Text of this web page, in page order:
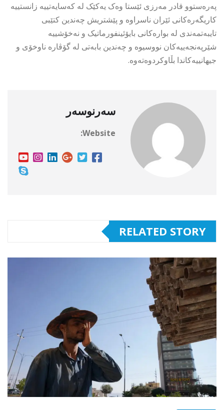
پەرەستوو قادر مەرزی ئێستا وەک یەکێک لە کەسایەتییە زانستییە
کاریگەرەکانی ئێران ناسراوە و پێشتریش چەندین کتێبی
تایبەتمەندی لە بوارەکانی بایۆئینفورماتیک و نەخۆشییە
شێرپەنجەییەکان نووسیوە و چەندین بابەتی لە گۆڤارە ناوخۆی و
جیهانییەکاندا بڵاوکردوەتەوە.
سەرنوسەر
Website:
RELATED STORY